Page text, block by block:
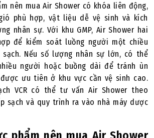
nên mua Air Shower có khóa liên động,
phù hợp, vật liệu dễ vệ sinh và kích
nhân sự. Với khu GMP, Air Shower hai
để kiểm soát luồng người một chiều
Nếu số lượng nhân sự lớn, có thể
người hoặc buồng dài để tránh ùn
ưu tiên ở khu vực cần vệ sinh cao.
VCR có thể tư vấn Air Shower theo
sạch và quy trình ra vào nhà máy dược